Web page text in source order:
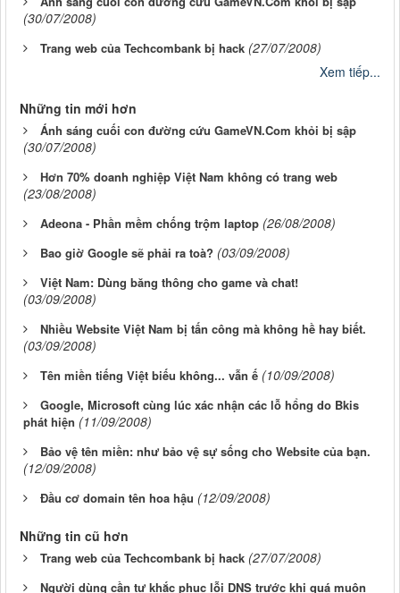
(30/07/2008)
Trang web của Techcombank bị hack (27/07/2008)
Xem tiếp...
Những tin mới hơn
Ánh sáng cuối con đường cứu GameVN.Com khỏi bị sập
(30/07/2008)
Hơn 70% doanh nghiệp Việt Nam không có trang web
(23/08/2008)
Adeona - Phần mềm chống trộm laptop (26/08/2008)
Bao giờ Google sẽ phải ra toà? (03/09/2008)
Việt Nam: Dùng băng thông cho game và chat!
(03/09/2008)
Nhiều Website Việt Nam bị tấn công mà không hề hay biết.
(03/09/2008)
Tên miền tiếng Việt biếu không... vẫn ế (10/09/2008)
Google, Microsoft cùng lúc xác nhận các lỗ hổng do Bkis
phát hiện (11/09/2008)
Bảo vệ tên miền: như bảo vệ sự sống cho Website của bạn.
(12/09/2008)
Đầu cơ domain tên hoa hậu (12/09/2008)
Những tin cũ hơn
Trang web của Techcombank bị hack (27/07/2008)
Người dùng cần tự khắc phục lỗi DNS trước khi quá muộn